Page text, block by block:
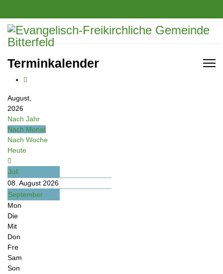
Terminkalender
August,
2026
Nach Jahr
Nach Monat
Nach Woche
Heute
Juli
08. August 2026
September
Mon
Die
Mit
Don
Fre
Sam
Son